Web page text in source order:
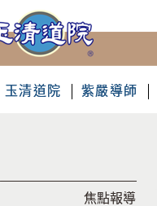
玉清道院 紫嚴導師
焦點報導